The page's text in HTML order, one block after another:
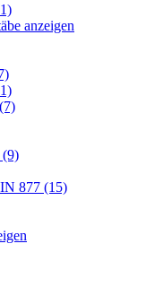
anzeigen
(9)
877 (15)